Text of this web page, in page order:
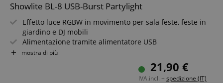
Showlite BL-8 USB-Burst Partylight
Effetto luce RGBW in movimento per sala feste, feste in
giardino e DJ mobili
Alimentazione tramite alimentatore USB
Microfono integrato per controllo musicale
Custodia in plastica e staffa di montaggio in metallo
mostra di più
21,90 €
IVA.incl. + spedizione (IT)